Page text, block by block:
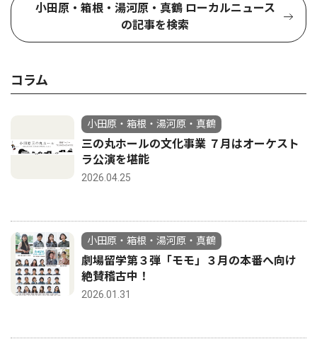
小田原・箱根・湯河原・真鶴 ローカルニュース
の記事を検索
コラム
小田原・箱根・湯河原・真鶴
三の丸ホールの文化事業 ７月はオーケスト
ラ公演を堪能
2026.04.25
小田原・箱根・湯河原・真鶴
劇場留学第３弾「モモ」３月の本番へ向け
絶賛稽古中！
2026.01.31